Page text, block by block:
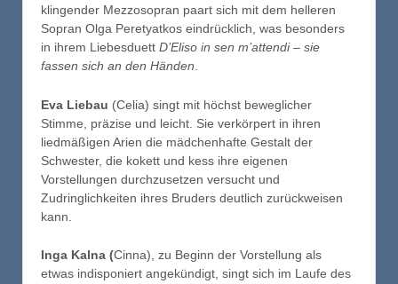
klingender Mezzosopran paart sich mit dem helleren
Sopran Olga Peretyatkos eindrücklich, was besonders
in ihrem Liebesduett D’Eliso in sen m’attendi – sie
fassen sich an den Händen.
Eva Liebau (Celia) singt mit höchst beweglicher
Stimme, präzise und leicht. Sie verkörpert in ihren
liedmäßigen Arien die mädchenhafte Gestalt der
Schwester, die kokett und kess ihre eigenen
Vorstellungen durchzusetzen versucht und
Zudringlichkeiten ihres Bruders deutlich zurückweisen
kann.
Inga Kalna (Cinna), zu Beginn der Vorstellung als
etwas indisponiert angekündigt, singt sich im Laufe des